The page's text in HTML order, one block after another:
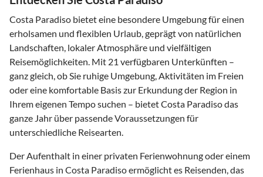
Costa Paradiso bietet eine besondere Umgebung für einen
erholsamen und flexiblen Urlaub, geprägt von natürlichen
Landschaften, lokaler Atmosphäre und vielfältigen
Reisemöglichkeiten. Mit 21 verfügbaren Unterkünften –
ganz gleich, ob Sie ruhige Umgebung, Aktivitäten im Freien
oder eine komfortable Basis zur Erkundung der Region in
Ihrem eigenen Tempo suchen – bietet Costa Paradiso das
ganze Jahr über passende Voraussetzungen für
unterschiedliche Reisearten.
Der Aufenthalt in einer privaten Ferienwohnung oder einem
Ferienhaus in Costa Paradiso ermöglicht es Reisenden, das